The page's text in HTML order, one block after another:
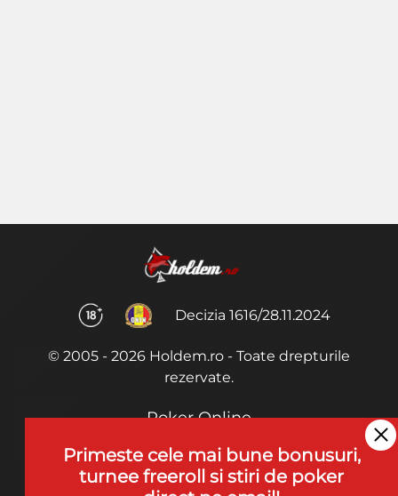
Decizia 1616/28.11.2024
© 2005 - 2026 Holdem.ro - Toate drepturile
rezervate.
Poker Online
Termeni si Conditii
Joaca Poker
Primeste cele mai bune bonusuri,
turnee freeroll si stiri de poker